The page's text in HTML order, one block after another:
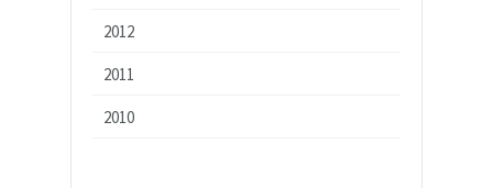
2012
2011
2010